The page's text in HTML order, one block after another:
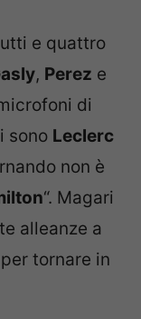
e quattro
, Perez e
di
sono Leclerc
non è
“. Magari
alleanze a
tornare in